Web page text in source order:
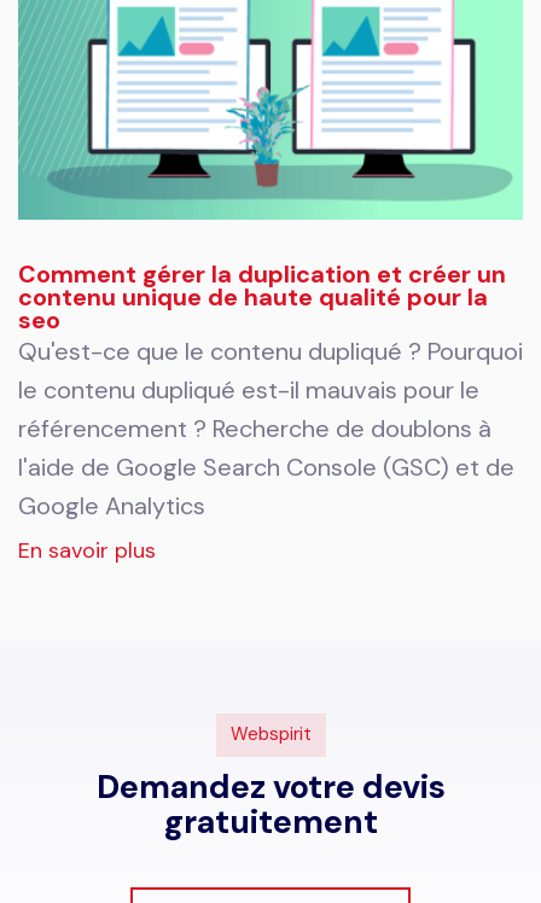
Comment gérer la duplication et créer un
contenu unique de haute qualité pour la
seo
Qu'est-ce que le contenu dupliqué ? Pourquoi
le contenu dupliqué est-il mauvais pour le
référencement ? Recherche de doublons à
l'aide de Google Search Console (GSC) et de
Google Analytics
En savoir plus
Webspirit
Demandez votre devis
gratuitement